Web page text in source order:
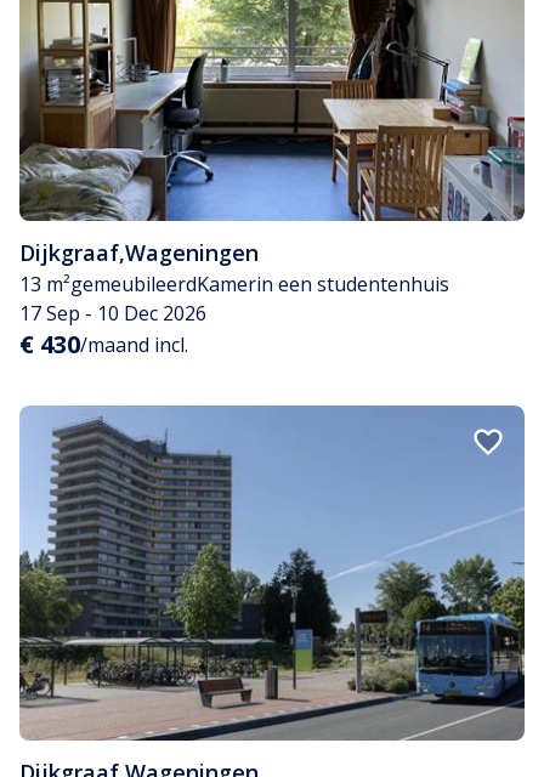
Dijkgraaf,Wageningen
13 m²gemeubileerdKamerin een studentenhuis
17 Sep - 10 Dec 2026
€ 430/maand incl.